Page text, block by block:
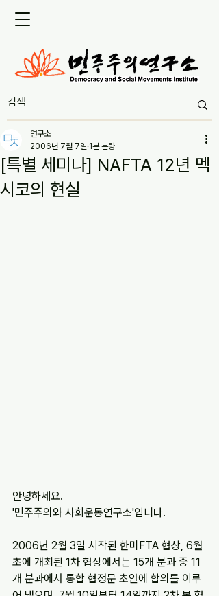
[특별 세미나] NAFTA 12년 멕
시코의 현실
연구소
2006년 7월 7일 1분 분량
안녕하세요.
'민주주의와 사회운동연구소'입니다.
2006년 2월 3일 시작된 한미FTA 협상, 6월
초에 개최된 1차 협상에서는 15개 분과 중 11
개 분과에서 통합 협정문 초안에 합의를 이루